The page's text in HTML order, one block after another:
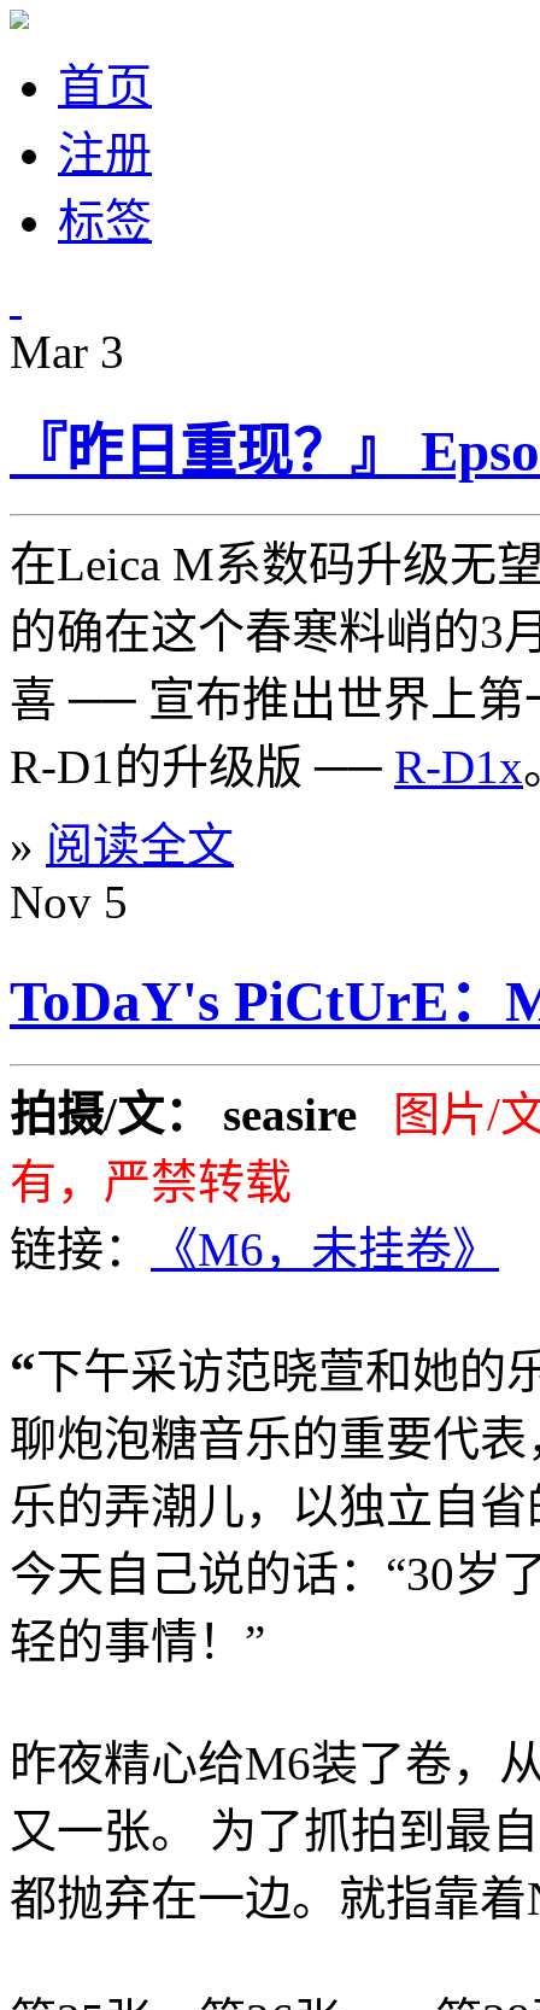
首页
注册
标签
Mar 3
『昨日重现？』
在Leica M系数码升级无
的确在这个春寒料峭的3
喜 ── 宣布推出世界上第
R-D1的升级版 ── R-D1x
» 阅读全文
Nov 5
ToDaY's PiCtUrE：
拍摄/文： seasire
图片/
有，严禁转载
链接：
《M6，未挂卷》
“下午采访范晓萱和她的
聊炮泡糖音乐的重要代
乐的弄潮儿，以独立自
今天自己说的话：“30岁
轻的事情！”
昨夜精心给M6装了卷，
又一张。 为了抓拍到最
都抛弃在一边。就指靠着